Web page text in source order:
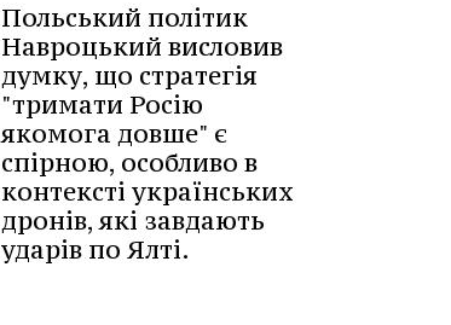
Польський політик
Навроцький висловив
думку, що стратегія
"тримати Росію
якомога довше" є
спірною, особливо в
контексті українських
дронів, які завдають
ударів по Ялті.